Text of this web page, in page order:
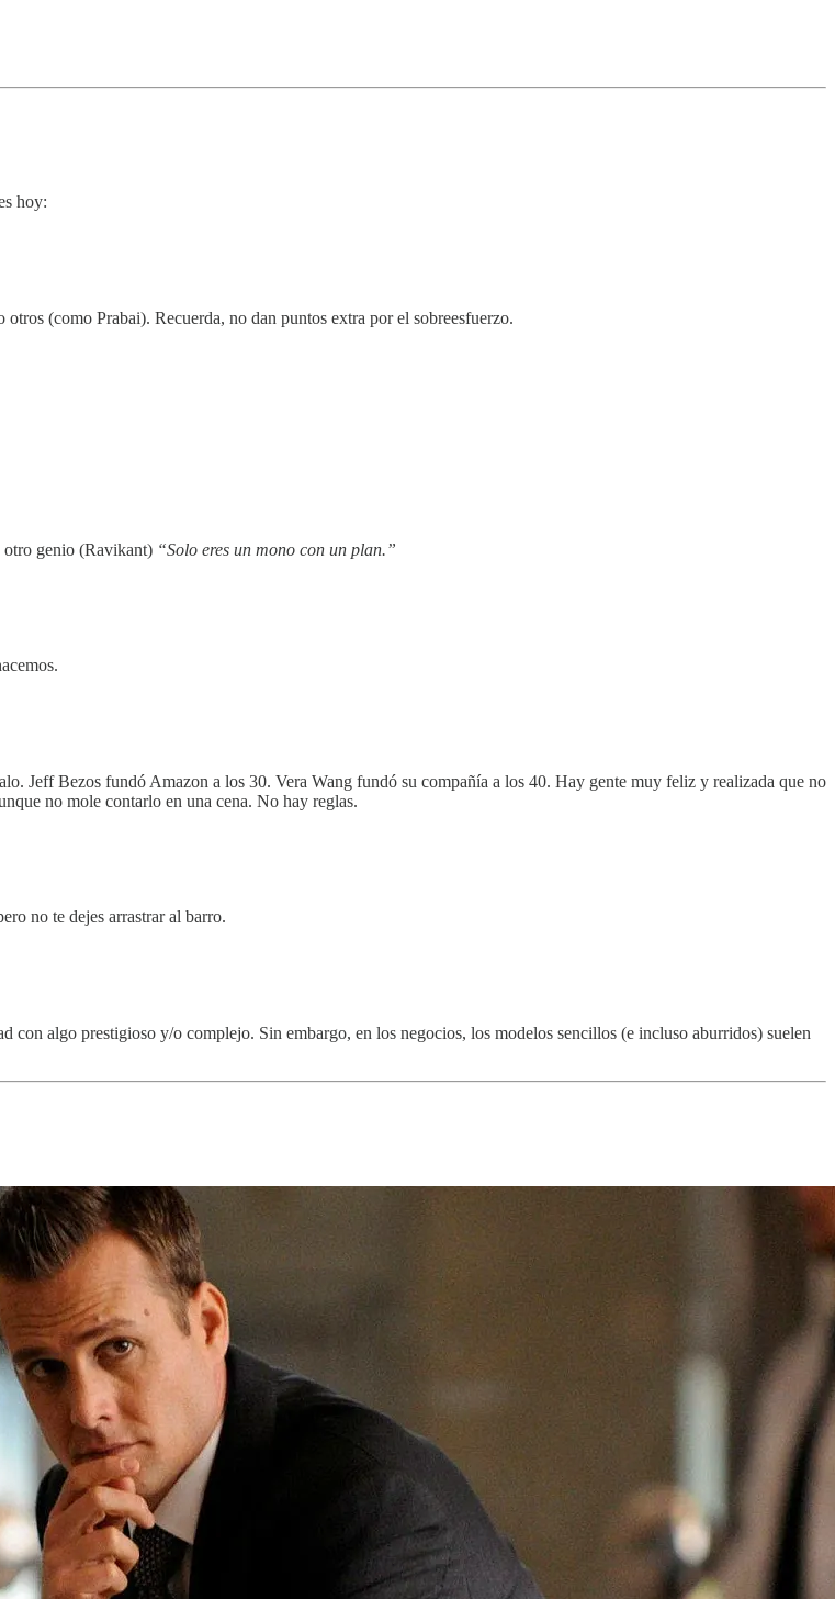
hoy:
otros (como Prabai). Recuerda, no dan puntos extra por el sobreesfuerzo.
otro genio (Ravikant) “Solo eres un mono con un plan.”
Jeff Bezos fundó Amazon a los 30. Vera Wang fundó su compañía a los 40. Hay gente muy feliz y realizada que no
no mole contarlo en una cena. No hay reglas.
no te dejes arrastrar al barro.
algo prestigioso y/o complejo. Sin embargo, en los negocios, los modelos sencillos (e incluso aburridos) suelen